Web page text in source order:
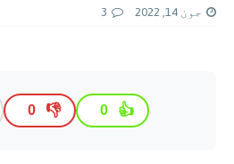
جون 14, 2022 3
👍
0
👎
0